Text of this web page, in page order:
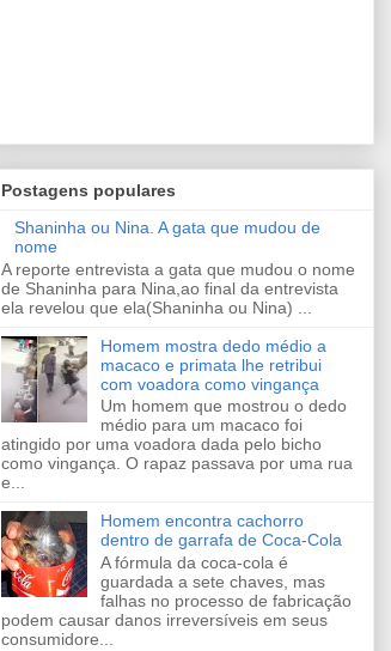
Postagens populares
Shaninha ou Nina. A gata que mudou de
nome
A reporte entrevista a gata que mudou o nome
de Shaninha para Nina,ao final da entrevista
ela revelou que ela(Shaninha ou Nina) ...
Homem mostra dedo médio a
macaco e primata lhe retribui
com voadora como vingança
Um homem que mostrou o dedo
médio para um macaco foi
atingido por uma voadora dada pelo bicho
como vingança. O rapaz passava por uma rua
e...
Homem encontra cachorro
dentro de garrafa de Coca-Cola
A fórmula da coca-cola é
guardada a sete chaves, mas
falhas no processo de fabricação
podem causar danos irreversíveis em seus
consumidore...